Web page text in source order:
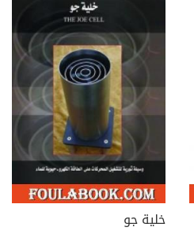
خلية جو